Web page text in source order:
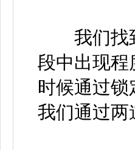
我们找到
段中出现程
时候通过
我们通过两